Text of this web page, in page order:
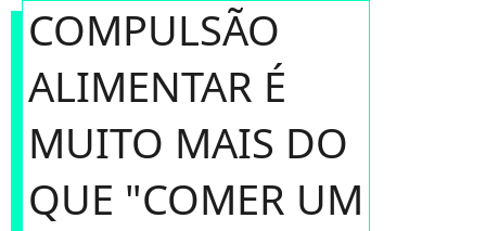
COMPULSÃO
ALIMENTAR É
MUITO MAIS DO
QUE "COMER UM